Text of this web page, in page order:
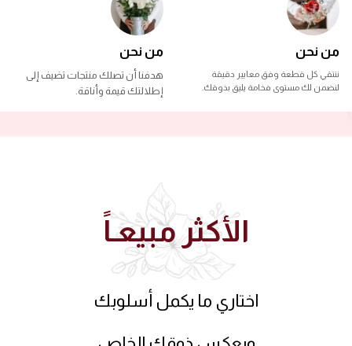
من نحن
ننتقي كل قطعة وفق معايير دقيقة
لنضمن لك مستوى فخامة يليق بذوقك.
من نحن
هدفنا أن تصلك منتجات تضيف إلى
إطلالتك قيمة وأناقة.
الأكثر مبيعـاً
اختاري ما يكمل أسلوبك